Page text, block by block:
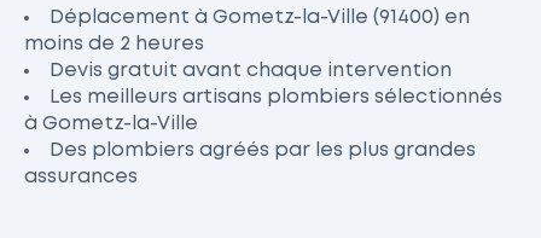
Déplacement à Gometz-la-Ville (91400) en
moins de 2 heures
Devis gratuit avant chaque intervention
Les meilleurs artisans plombiers sélectionnés
à Gometz-la-Ville
Des plombiers agréés par les plus grandes
assurances